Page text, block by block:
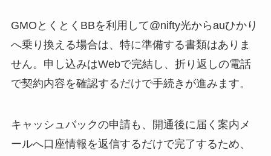
GMOとくとくBBを利用して@nifty光からauひかり
へ乗り換える場合は、特に準備する書類はありま
せん。申し込みはWebで完結し、折り返しの電話
で契約内容を確認するだけで手続きが進みます。
キャッシュバックの申請も、開通後に届く案内メ
ールへ口座情報を返信するだけで完了するため、